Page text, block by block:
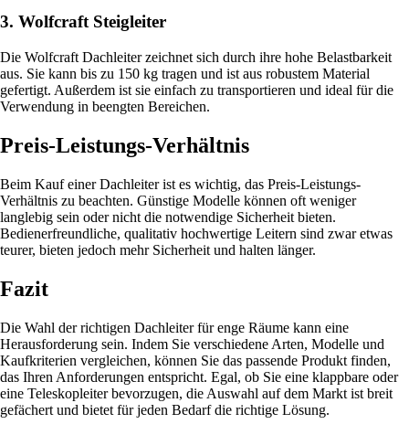
3. Wolfcraft Steigleiter
Die Wolfcraft Dachleiter zeichnet sich durch ihre hohe Belastbarkeit
aus. Sie kann bis zu 150 kg tragen und ist aus robustem Material
gefertigt. Außerdem ist sie einfach zu transportieren und ideal für die
Verwendung in beengten Bereichen.
Preis-Leistungs-Verhältnis
Beim Kauf einer Dachleiter ist es wichtig, das Preis-Leistungs-
Verhältnis zu beachten. Günstige Modelle können oft weniger
langlebig sein oder nicht die notwendige Sicherheit bieten.
Bedienerfreundliche, qualitativ hochwertige Leitern sind zwar etwas
teurer, bieten jedoch mehr Sicherheit und halten länger.
Fazit
Die Wahl der richtigen Dachleiter für enge Räume kann eine
Herausforderung sein. Indem Sie verschiedene Arten, Modelle und
Kaufkriterien vergleichen, können Sie das passende Produkt finden,
das Ihren Anforderungen entspricht. Egal, ob Sie eine klappbare oder
eine Teleskopleiter bevorzugen, die Auswahl auf dem Markt ist breit
gefächert und bietet für jeden Bedarf die richtige Lösung.